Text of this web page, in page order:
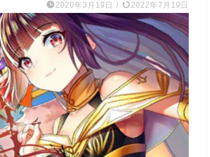
2020年3月19日 / 2022年7月19日